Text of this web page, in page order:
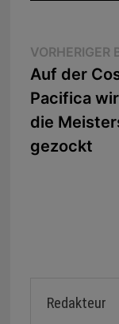
VORHERIGER
Auf der
Pacifica
die
gezockt
Redakteur